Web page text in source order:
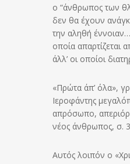
ο “άνθρωπος των
δεν θα έχουν
την αληθή
οποία απαρτίζεται
άλλ’ οι οποίοι
«Πρώτα άπ’ όλα»,
Ιεροφάντης
απρόσωπο,
νέος άνθρωπος, σ.
Αυτός λοιπόν ο